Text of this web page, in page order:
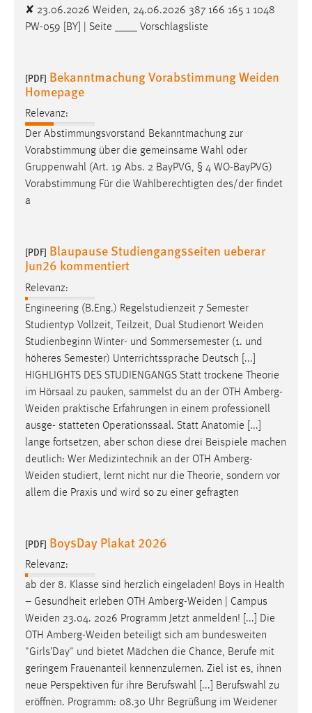
✘ 23.06.2026 Weiden, 24.06.2026 387 166 165 1 1048
PW-059 [BY] | Seite ____ Vorschlagsliste
[PDF] Bekanntmachung Vorabstimmung Weiden
Homepage
Relevanz:
Der Abstimmungsvorstand Bekanntmachung zur
Vorabstimmung über die gemeinsame Wahl oder
Gruppenwahl (Art. 19 Abs. 2 BayPVG, § 4 WO-BayPVG)
Vorabstimmung Für die Wahlberechtigten des/der findet
a
[PDF] Blaupause Studiengangsseiten ueberar
Jun26 kommentiert
Relevanz:
Engineering (B.Eng.) Regelstudienzeit 7 Semester
Studientyp Vollzeit, Teilzeit, Dual Studienort Weiden
Studienbeginn Winter- und Sommersemester (1. und
höheres Semester) Unterrichtssprache Deutsch [...]
HIGHLIGHTS DES STUDIENGANGS Statt trockene Theorie
im Hörsaal zu pauken, sammelst du an der OTH Amberg-
Weiden praktische Erfahrungen in einem professionell
ausge- statteten Operationssaal. Statt Anatomie [...]
lange fortsetzen, aber schon diese drei Beispiele machen
deutlich: Wer Medizintechnik an der OTH Amberg-
Weiden studiert, lernt nicht nur die Theorie, sondern vor
allem die Praxis und wird so zu einer gefragten
[PDF] BoysDay Plakat 2026
Relevanz:
ab der 8. Klasse sind herzlich eingeladen! Boys in Health
– Gesundheit erleben OTH Amberg-Weiden | Campus
Weiden 23.04. 2026 Programm Jetzt anmelden! [...] Die
OTH Amberg-Weiden beteiligt sich am bundesweiten
"Girls’Day" und bietet Mädchen die Chance, Berufe mit
geringem Frauenanteil kennenzulernen. Ziel ist es, ihnen
neue Perspektiven für ihre Berufswahl [...] Berufswahl zu
eröffnen. Programm: 08.30 Uhr Begrüßung im Weidener